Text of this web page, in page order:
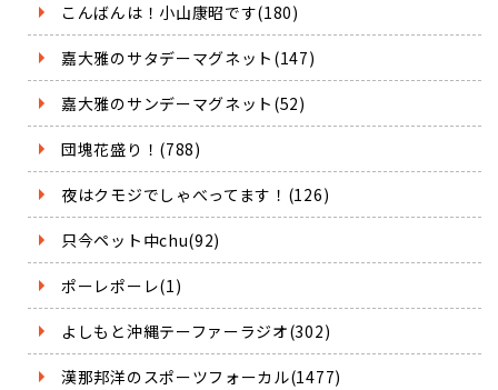
こんばんは！小山康昭です(180)
嘉大雅のサタデーマグネット(147)
嘉大雅のサンデーマグネット(52)
団塊花盛り！(788)
夜はクモジでしゃべってます！(126)
只今ペット中chu(92)
ポーレポーレ(1)
よしもと沖縄テーファーラジオ(302)
漢那邦洋のスポーツフォーカル(1477)